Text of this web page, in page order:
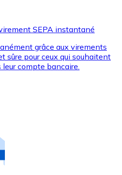
SEPA instantané
grâce aux virements
sûre pour ceux qui souhaitent
compte bancaire.